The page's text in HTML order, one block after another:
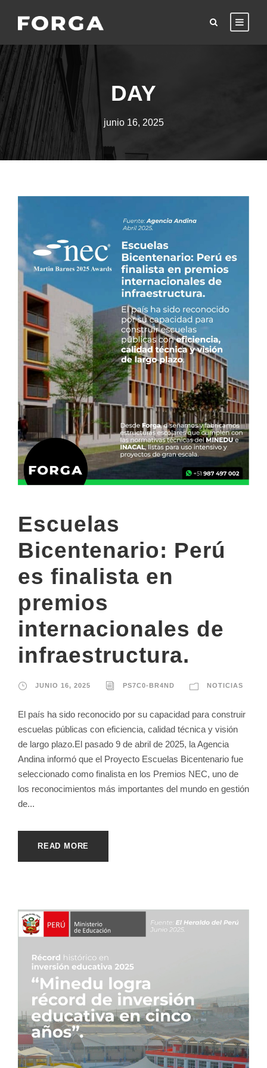
DAY
junio 16, 2025
Escuelas
Bicentenario: Perú
es finalista en
premios
internacionales de
infraestructura.
JUNIO 16, 2025 PS7C0-BR4ND NOTICIAS
El país ha sido reconocido por su capacidad para construir
escuelas públicas con eficiencia, calidad técnica y visión
de largo plazo.El pasado 9 de abril de 2025, la Agencia
Andina informó que el Proyecto Escuelas Bicentenario fue
seleccionado como finalista en los Premios NEC, uno de
los reconocimientos más importantes del mundo en gestión
de...
READ MORE